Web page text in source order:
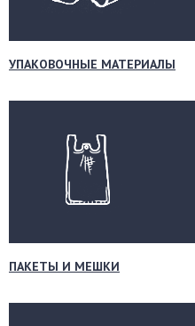
УПАКОВОЧНЫЕ МАТЕРИАЛЫ
ПАКЕТЫ И МЕШКИ